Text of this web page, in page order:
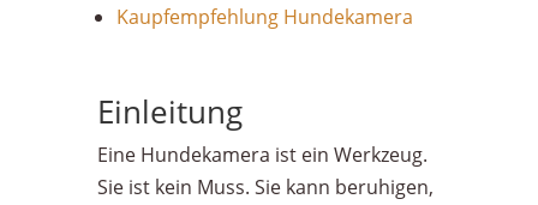
Kaupfempfehlung Hundekamera
Einleitung
Eine Hundekamera ist ein Werkzeug.
Sie ist kein Muss. Sie kann beruhigen,